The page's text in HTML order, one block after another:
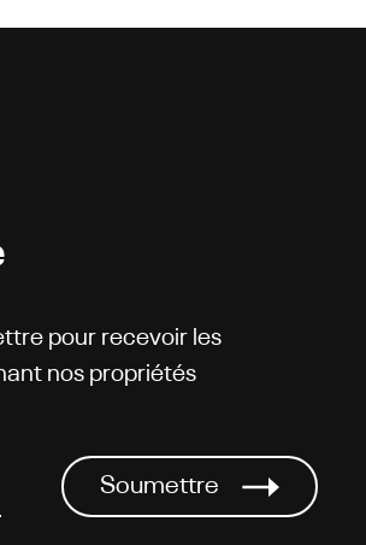
pour recevoir les
nos propriétés